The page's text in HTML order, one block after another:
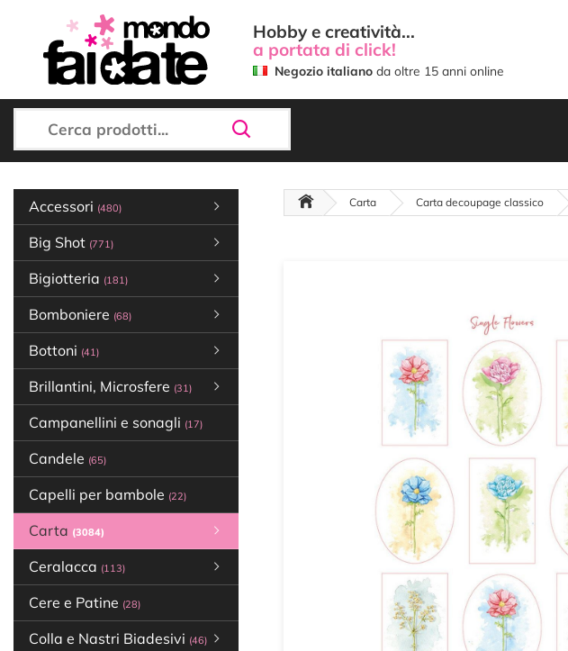
Hobby e creatività...
a portata di click!
Negozio italiano da oltre 15 anni online
Accessori (480)
Big Shot (771)
Bigiotteria (181)
Bomboniere (68)
Bottoni (41)
Brillantini, Microsfere (31)
Campanellini e sonagli (17)
Candele (65)
Capelli per bambole (22)
Carta (3084)
Ceralacca (113)
Cere e Patine (28)
Colla e Nastri Biadesivi (46)
Carta Carta decoupage classico